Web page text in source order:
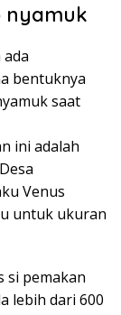
nyamuk
bentuknya
saat
ini adalah
Venus
untuk ukuran
si pemakan
lebih dari 600